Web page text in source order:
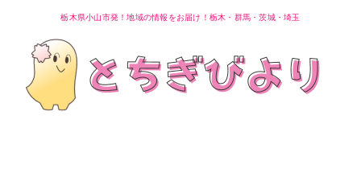
栃木県小山市発！地域の情報をお届け！栃木・群馬・茨城・埼玉